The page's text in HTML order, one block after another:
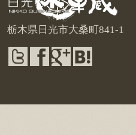
栃木県日光市大桑町841-1